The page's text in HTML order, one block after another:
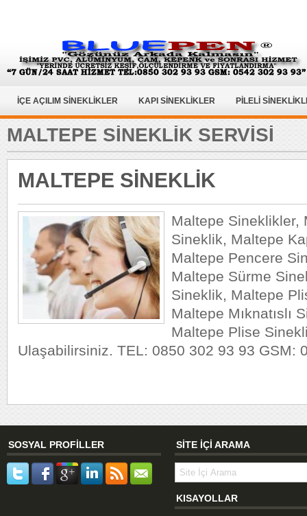
İÇE AÇILIM SİNEKLİKLER KAPI SİNEKLİKLER PİLELİ
MALTEPE SİNEKLİK SERVİSİ
MALTEPE SİNEKLİK
Maltepe Sineklikler,
Sineklik, Maltepe
Maltepe Pencere
Maltepe Sürme
Sineklik, Maltepe
Maltepe Mıknatıslı
Maltepe Plise
Ulaşabilirsiniz. TEL: 0850 302 93 93 GSM:
SOSYAL PROFİLLER SİTE İÇİ ARAMA
KISAYOLLAR